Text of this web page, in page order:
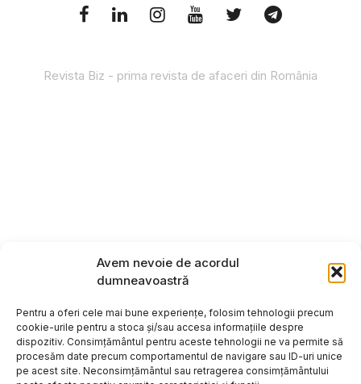
Avem nevoie de acordul
dumneavoastră
Pentru a oferi cele mai bune experiențe, folosim tehnologii precum
cookie-urile pentru a stoca și/sau accesa informațiile despre
dispozitiv. Consimțământul pentru aceste tehnologii ne va permite să
procesăm date precum comportamentul de navigare sau ID-uri unice
pe acest site. Neconsimțământul sau retragerea consimțământului
Revista Biz - prima revista de afaceri din România